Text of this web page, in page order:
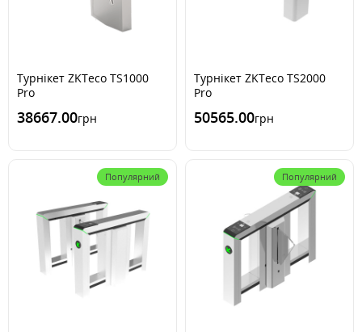
Турнікет ZKTeco TS1000
Pro
38667.00грн
Турнікет ZKTeco TS2000
Pro
50565.00грн
Популярний Популярний